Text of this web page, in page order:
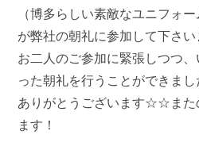
（博多らしい素敵なユニフォー
が弊社の朝礼に参加して下さい
お二人のご参加に緊張しつつ
った朝礼を行うことができまし
ありがとうございます☆☆また
ます！